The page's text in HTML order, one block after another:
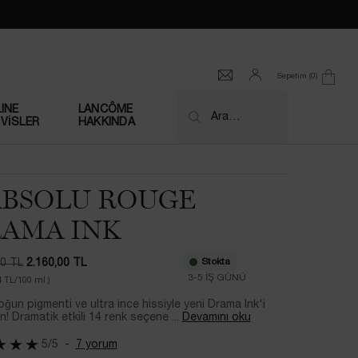
Sepetim 0
0 product in cart
LANCÔME
HAKKINDA
Ara…
ROUGE
INK
TL 2.160,00 TL
TL/100 ml.)
Stokta
3-5 İŞ GÜNÜ​
pigmenti ve ultra ince hissiyle yeni Drama Ink'i
Dramatik etkili 14 renk seçene ... Devamını oku
5/5 7 yorum